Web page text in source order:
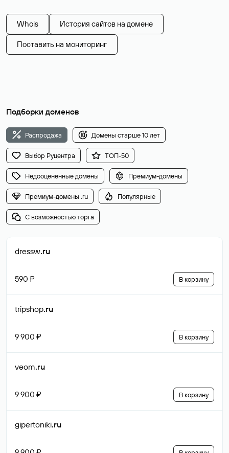
Whois История сайтов на домене
Поставить на мониторинг
Подборки доменов
Распродажа Домены старше 10 лет
Выбор Руцентра ТОП-50
Недооцененные домены Премиум-домены
Премиум-домены .ru Популярные
С возможностью торга
dressw.ru
590 ₽ В корзину
tripshop.ru
9 900 ₽ В корзину
veom.ru
9 900 ₽ В корзину
gipertoniki.ru